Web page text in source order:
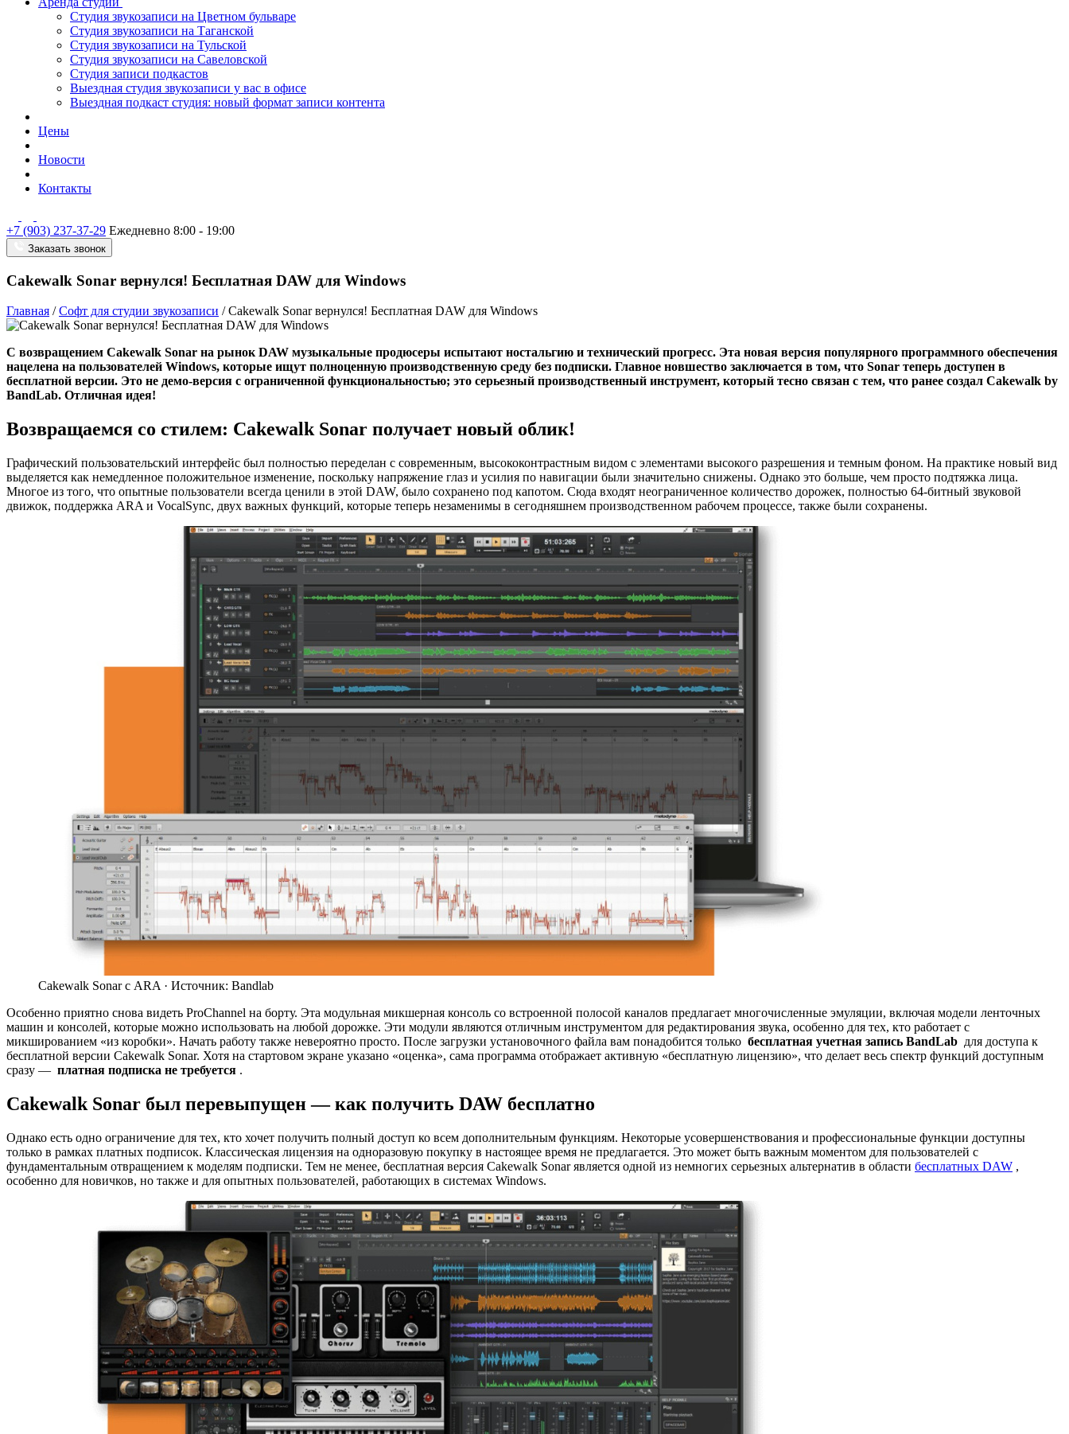
Студия звукозаписи на Цветном бульваре
Студия звукозаписи на Таганской
Студия звукозаписи на Тульской
Студия звукозаписи на Савеловской
Студия записи подкастов
Выездная студия звукозаписи у вас в офисе
Выездная подкаст студия: новый формат записи контента
Цены
Новости
Контакты
+7 (903) 237-37-29 Ежедневно 8:00 - 19:00
Заказать звонок
Cakewalk Sonar вернулся! Бесплатная DAW для Windows
Главная /Софт для студии звукозаписи /Cakewalk Sonar вернулся! Бесплатная DAW для Windows
С возвращением Cakewalk Sonar на рынок DAW музыкальные продюсеры испытают ностальгию и технический прогресс. Эта новая версия популярного программного обеспечения
нацелена на пользователей Windows, которые ищут полноценную производственную среду без подписки. Главное новшество заключается в том, что Sonar теперь доступен в
бесплатной версии. Это не демо-версия с ограниченной функциональностью; это серьезный производственный инструмент, который тесно связан с тем, что ранее создал Cakewalk by
BandLab. Отличная идея!
Возвращаемся со стилем: Cakewalk Sonar получает новый облик!
Графический пользовательский интерфейс был полностью переделан с современным, высококонтрастным видом с элементами высокого разрешения и темным фоном. На практике новый вид
выделяется как немедленное положительное изменение, поскольку напряжение глаз и усилия по навигации были значительно снижены. Однако это больше, чем просто подтяжка лица.
Многое из того, что опытные пользователи всегда ценили в этой DAW, было сохранено под капотом. Сюда входят неограниченное количество дорожек, полностью 64-битный звуковой
движок, поддержка ARA и VocalSync, двух важных функций, которые теперь незаменимы в сегодняшнем производственном рабочем процессе, также были сохранены.
Cakewalk Sonar с ARA · Источник: Bandlab
Особенно приятно снова видеть ProChannel на борту. Эта модульная микшерная консоль со встроенной полосой каналов предлагает многочисленные эмуляции, включая модели ленточных
машин и консолей, которые можно использовать на любой дорожке. Эти модули являются отличным инструментом для редактирования звука, особенно для тех, кто работает с
микшированием «из коробки». Начать работу также невероятно просто. После загрузки установочного файла вам понадобится только бесплатная учетная запись BandLab для доступа к
бесплатной версии Cakewalk Sonar. Хотя на стартовом экране указано «оценка», сама программа отображает активную «бесплатную лицензию», что делает весь спектр функций доступным
сразу — платная подписка не требуется .
Cakewalk Sonar был перевыпущен — как получить DAW бесплатно
Однако есть одно ограничение для тех, кто хочет получить полный доступ ко всем дополнительным функциям. Некоторые усовершенствования и профессиональные функции доступны
только в рамках платных подписок. Классическая лицензия на одноразовую покупку в настоящее время не предлагается. Это может быть важным моментом для пользователей с
фундаментальным отвращением к моделям подписки. Тем не менее, бесплатная версия Cakewalk Sonar является одной из немногих серьезных альтернатив в области бесплатных DAW ,
особенно для новичков, но также и для опытных пользователей, работающих в системах Windows.